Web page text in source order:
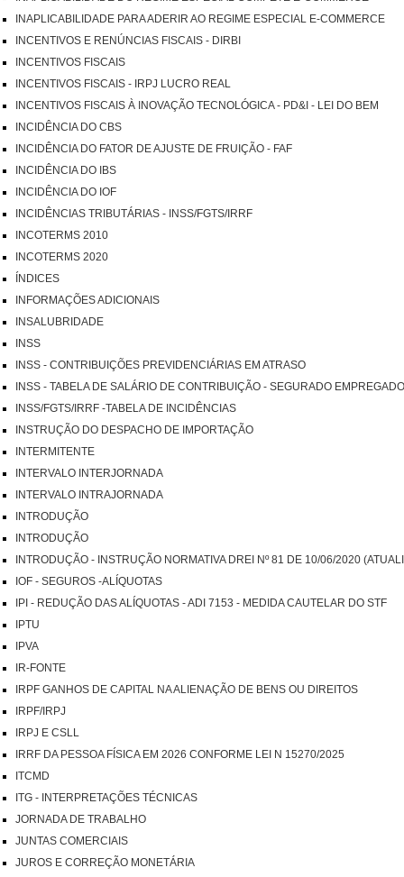
INAPLICABILIDADE PARA ADERIR AO REGIME ESPECIAL E-COMMERCE
INCENTIVOS E RENÚNCIAS FISCAIS - DIRBI
INCENTIVOS FISCAIS
INCENTIVOS FISCAIS - IRPJ LUCRO REAL
INCENTIVOS FISCAIS À INOVAÇÃO TECNOLÓGICA - PD&I - LEI DO BEM
INCIDÊNCIA DO CBS
INCIDÊNCIA DO FATOR DE AJUSTE DE FRUIÇÃO - FAF
INCIDÊNCIA DO IBS
INCIDÊNCIA DO IOF
INCIDÊNCIAS TRIBUTÁRIAS - INSS/FGTS/IRRF
INCOTERMS 2010
INCOTERMS 2020
ÍNDICES
INFORMAÇÕES ADICIONAIS
INSALUBRIDADE
INSS
INSS - CONTRIBUIÇÕES PREVIDENCIÁRIAS EM ATRASO
INSS - TABELA DE SALÁRIO DE CONTRIBUIÇÃO - SEGURADO
INSS/FGTS/IRRF -TABELA DE INCIDÊNCIAS
INSTRUÇÃO DO DESPACHO DE IMPORTAÇÃO
INTERMITENTE
INTERVALO INTERJORNADA
INTERVALO INTRAJORNADA
INTRODUÇÃO
INTRODUÇÃO
INTRODUÇÃO - INSTRUÇÃO NORMATIVA DREI Nº 81 DE 10/06/2020
IOF - SEGUROS -ALÍQUOTAS
IPI - REDUÇÃO DAS ALÍQUOTAS - ADI 7153 - MEDIDA CAUTELAR DO STF
IPTU
IPVA
IR-FONTE
IRPF GANHOS DE CAPITAL NA ALIENAÇÃO DE BENS OU DIREITOS
IRPF/IRPJ
IRPJ E CSLL
IRRF DA PESSOA FÍSICA EM 2026 CONFORME LEI N 15270/2025
ITCMD
ITG - INTERPRETAÇÕES TÉCNICAS
JORNADA DE TRABALHO
JUNTAS COMERCIAIS
JUROS E CORREÇÃO MONETÁRIA